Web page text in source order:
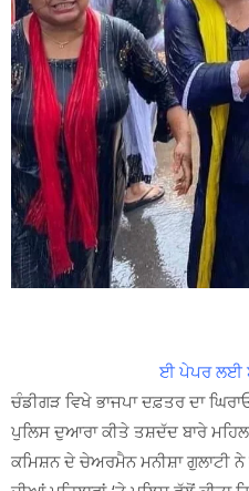
ਈ ਪੇਪਰ ਲਈ
ਚੰਡੀਗੜ ਵਿਖੇ ਭਾਜਪਾ ਦਫ਼ਤਰ ਦਾ
ਪੁਲਿਸ ਦੁਆਰਾ ਕੀਤੇ ਤਸ਼ਦੱਦ ਬਾਰੇ
ਕਮਿਸ਼ਨ ਦੇ ਚੇਅਰਮੈਨ ਮਨੀਸ਼ਾ ਗੁਲਾਟੀ